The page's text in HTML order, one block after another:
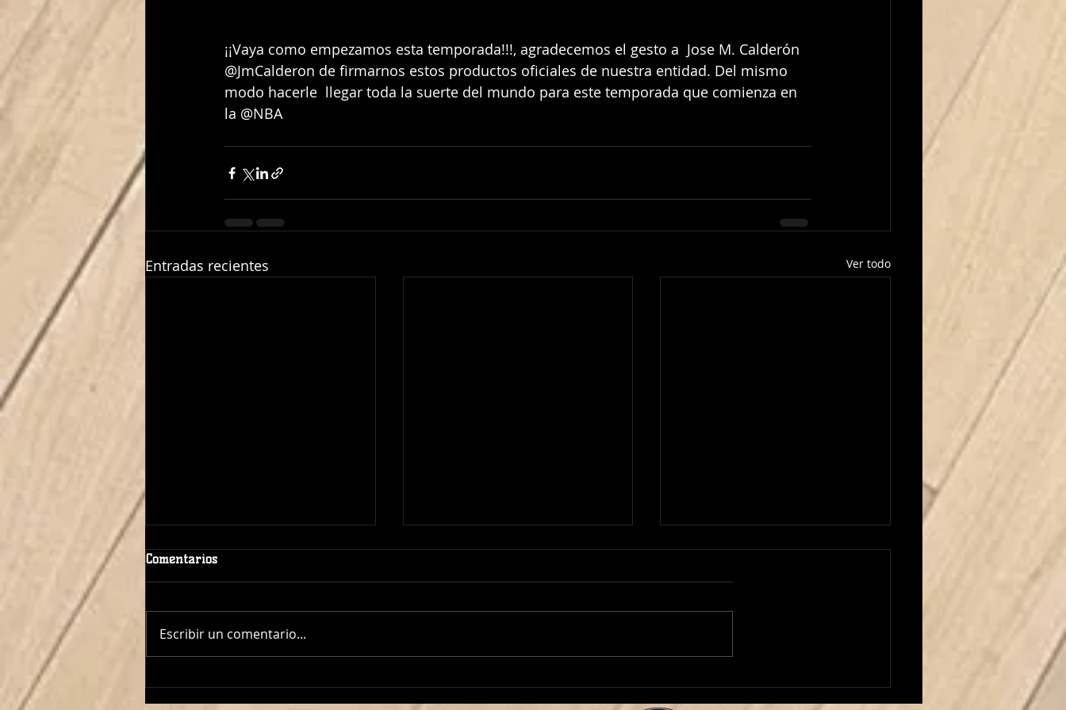
¡¡Vaya como empezamos esta temporada!!!, agradecemos el gesto a  Jose M. Calderón
@JmCalderon de firmarnos estos productos oficiales de nuestra entidad. Del mismo
modo hacerle  llegar toda la suerte del mundo para este temporada que comienza en
la @NBA
Entradas recientes Ver todo
Comentarios
Escribir un comentario...